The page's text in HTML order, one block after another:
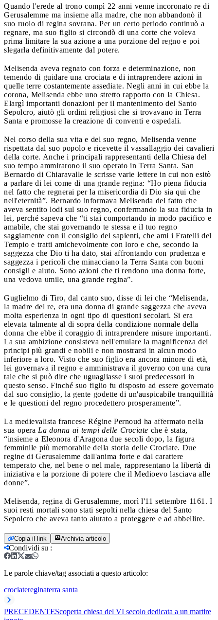
Quando l'erede al trono compì 22 anni venne incoronato re di
Gerusalemme ma insieme alla madre, che non abbandonò il
suo ruolo di regina sovrana. Per un certo periodo continuò a
regnare, ma suo figlio si circondò di una corte che voleva
prima limitare la sua azione a una porzione del regno e poi
slegarla definitivamente dal potere.
Melisenda aveva regnato con forza e determinazione, non
temendo di guidare una crociata e di intraprendere azioni in
quelle terre costantemente assediate. Negli anni in cui ebbe la
corona, Melisenda ebbe uno stretto rapporto con la Chiesa.
Elargì importanti donazioni per il mantenimento del Santo
Sepolcro, aiutò gli ordini religiosi che si trovavano in Terra
Santa e promosse la creazione di conventi e ospedali.
Nel corso della sua vita e del suo regno, Melisenda venne
rispettata dal suo popolo e ricevette il vassallaggio dei cavalieri
della corte. Anche i principali rappresentanti della Chiesa del
suo tempo ammirarono il suo operato in Terra Santa. San
Bernardo di Chiaravalle le scrisse varie lettere in cui non esitò
a parlare di lei come di una grande regina: “Ho piena fiducia
nel fatto che regnerai per la misericordia di Dio sia qui che
nell'eternità”. Bernardo informava Melisenda del fatto che
aveva sentito lodi sul suo regno, confermando la sua fiducia in
lei, perché sapeva che “ti stai comportando in modo pacifico e
amabile, che stai governando te stessa e il tuo regno
saggiamente con il consiglio dei sapienti, che ami i Fratelli del
Tempio e tratti amichevolmente con loro e che, secondo la
saggezza che Dio ti ha dato, stai affrontando con prudenza e
saggezza i pericoli che minacciano la Terra Santa con buoni
consigli e aiuto. Sono azioni che ti rendono una donna forte,
una vedova umile, una grande regina”.
Guglielmo di Tiro, dal canto suo, disse di lei che “Melisenda,
la madre del re, era una donna di grande saggezza che aveva
molta esperienza in ogni tipo di questioni secolari. Si era
elevata talmente al di sopra della condizione normale della
donna che ebbe il coraggio di intraprendere misure importanti.
La sua ambizione consisteva nell'emulare la magnificenza dei
principi più grandi e nobili e non mostrarsi in alcun modo
inferiore a loro. Visto che suo figlio era ancora minore di età,
lei governava il regno e amministrava il governo con una cura
tale che si può dire che uguagliasse i suoi predecessori in
questo senso. Finché suo figlio fu disposto ad essere governato
dal suo consiglio, la gente godette di un'auspicabile tranquillità
e le questioni del regno procedettero prosperamente”.
La medievalista francese Régine Pernoud ha affermato nella
sua opera La donna ai tempi delle Crociate che è stata,
“insieme a Eleonora d'Aragona due secoli dopo, la figura
femminile più memorabile della storia delle Crociate. Due
regine di Gerusalemme dall'anima forte e dal carattere
temperato che, nel bene o nel male, rappresentano la libertà di
iniziativa e la porzione di potere che il Medioevo lasciava alle
donne”.
Melisenda, regina di Gerusalemme, morì l'11 settembre 1161. I
suoi resti mortali sono stati sepolti nella chiesa del Santo
Sepolcro che aveva tanto aiutato a proteggere e ad abbellire.
Copia il link Archivia articolo
Condividi su :
Le parole chiave/tag associati a questo articolo:
crociatereginaterra santa
PRECEDENTEScoperta chiesa del VI secolo dedicata a un martire